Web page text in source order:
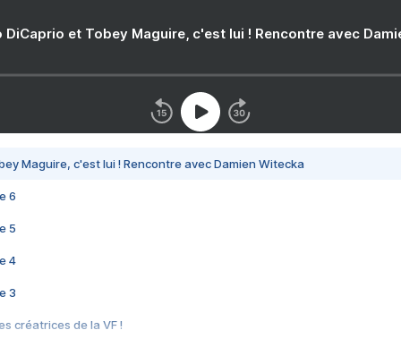
DiCaprio et Tobey Maguire, c'est lui ! Rencontre avec
Maguire, c'est lui ! Rencontre avec Damien Witecka
6
5
4
3
créatrices de la VF !